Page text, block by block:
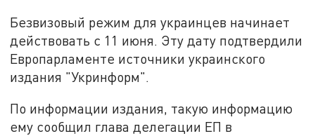
Безвизовый режим для украинцев начинает
действовать с 11 июня. Эту дату подтвердили
Европарламенте источники украинского
издания "Укринформ".
По информации издания, такую информацию
ему сообщил глава делегации ЕП в